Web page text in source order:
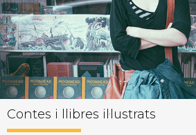
Contes i llibres il·lustrats